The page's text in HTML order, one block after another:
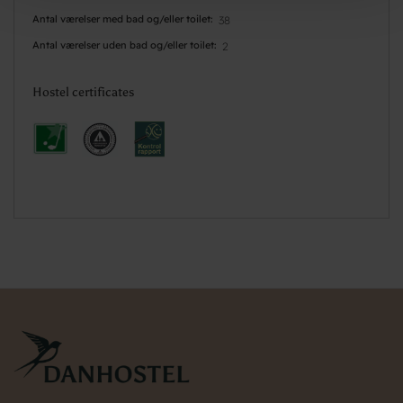
Antal værelser med bad og/eller toilet 38
Antal værelser uden bad og/eller toilet 2
Hostel certificates